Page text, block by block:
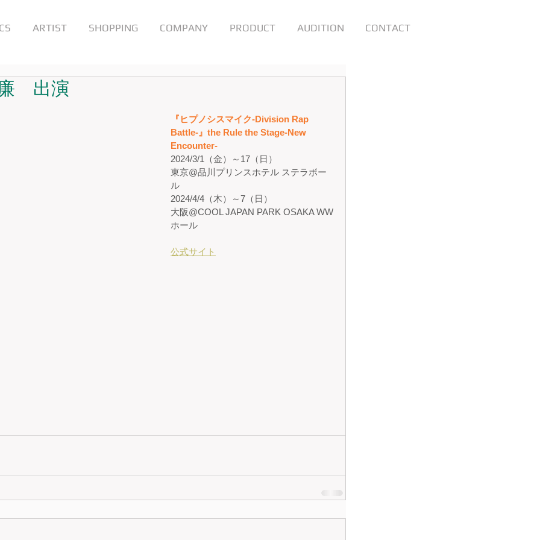
ARTIST SHOPPING COMPANY PRODUCT AUDITION CONTACT
出演
『ヒプノシスマイク-Division Rap
Battle-』the Rule the Stage-New
Encounter-
2024/3/1（金）～17（日）
東京@品川プリンスホテル ステラボー
ル
2024/4/4（木）～7（日）
大阪@COOL JAPAN PARK OSAKA WW
ホール
公式サイト